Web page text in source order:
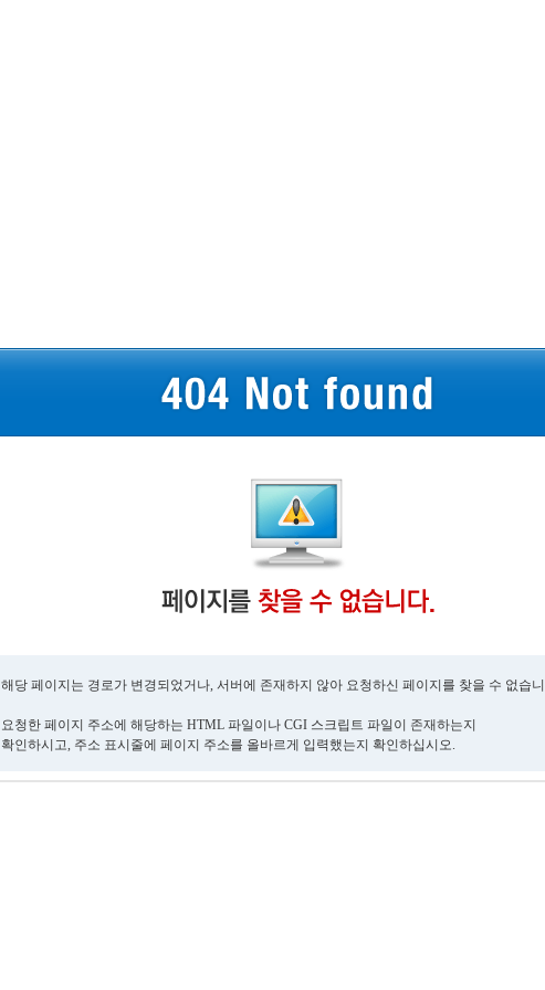
해당 페이지는 경로가 변경되었거나, 서버에 존재하지 않아 요청하신 페이지를 찾을 수 없습
요청한 페이지 주소에 해당하는 HTML 파일이나 CGI 스크립트 파일이 존재하는지
확인하시고, 주소 표시줄에 페이지 주소를 올바르게 입력했는지 확인하십시오.